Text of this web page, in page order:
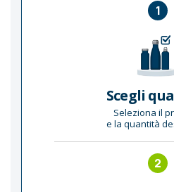
1
Scegli
Seleziona il
e la quantità
2